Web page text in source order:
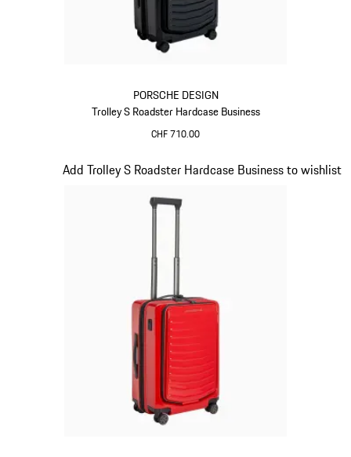
PORSCHE DESIGN
Trolley S Roadster Hardcase Business
CHF 710.00
Add Trolley S Roadster Hardcase Business to wishlist
Diapositiva 16 di 20